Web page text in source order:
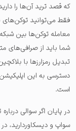
که قصد ترید آن‌ها را
فقط می‌توانید توکن‌های
معامله توکن‌ها بین
شما باید از صرافی‌های
است.
در پایان اگر سوالی
سواپ و دیسکاوردارید،